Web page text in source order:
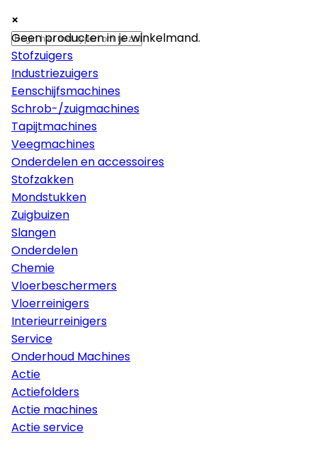
×
Machines
Stofzuigers
Industriezuigers
Eenschijfsmachines
Schrob-/zuigmachines
Tapijtmachines
Veegmachines
Onderdelen en accessoires
Stofzakken
Mondstukken
Zuigbuizen
Slangen
Onderdelen
Chemie
Vloerbeschermers
Vloerreinigers
Interieurreinigers
Service
Onderhoud Machines
Actie
Actiefolders
Actie machines
Actie service
×
×
Geen producten in je winkelmand.